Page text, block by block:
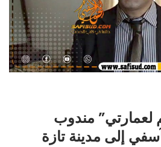
لعمارتي” مندوب
إلى مدينة تازة